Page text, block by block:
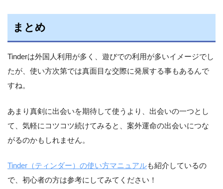
まとめ
Tinderは外国人利用が多く、遊びでの利用が多いイメージでし
たが、使い方次第では真面目な交際に発展する事もあるんで
すね。
あまり真剣に出会いを期待して使うより、出会いの一つとし
て、気軽にコツコツ続けてみると、案外運命の出会いにつな
がるのかもしれません。
Tinder（ティンダー）の使い方マニュアルも紹介しているの
で、初心者の方は参考にしてみてください！